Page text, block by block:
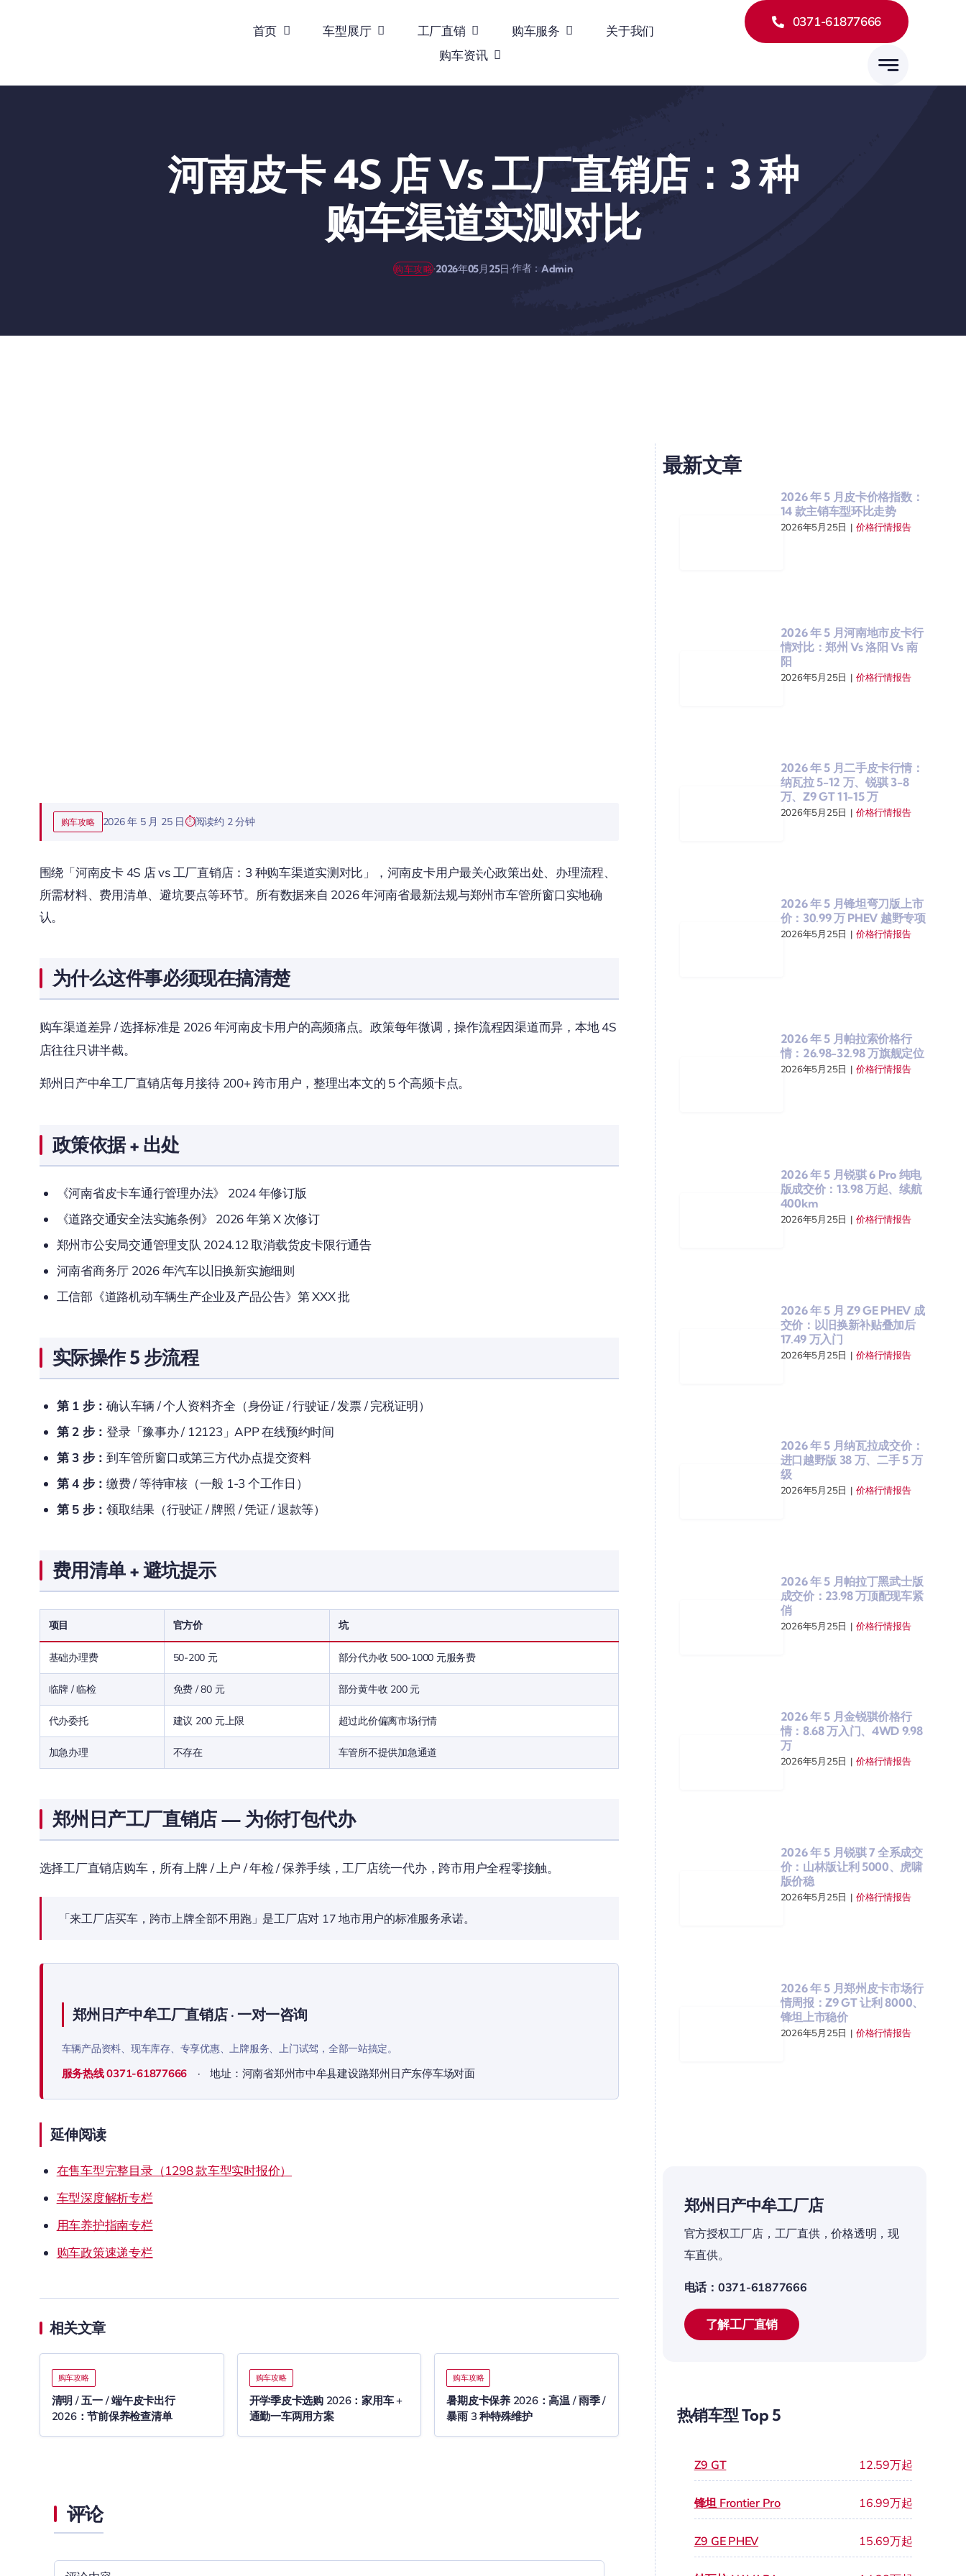
首页 车型展厅 工厂直销 购车服务
关于我们
购车资讯
0371-61877666
河南皮卡 4S 店 Vs 工厂直销店：3 种
购车渠道实测对比
购车攻略·2026年05月25日·作者： Admin
购车攻略 2026 年 5 月 25 日 阅读约 2 分钟
围绕「河南皮卡 4S 店 vs 工厂直销店：3 种购车渠道实测对比」，河南皮卡用户最关心政策出处、办理流程、
所需材料、费用清单、避坑要点等环节。所有数据来自 2026 年河南省最新法规与郑州市车管所窗口实地确
认。
为什么这件事必须现在搞清楚
购车渠道差异 / 选择标准是 2026 年河南皮卡用户的高频痛点。政策每年微调，操作流程因渠道而异，本地 4S
店往往只讲半截。
郑州日产中牟工厂直销店每月接待 200+ 跨市用户，整理出本文的 5 个高频卡点。
政策依据 + 出处
《河南省皮卡车通行管理办法》 2024 年修订版
《道路交通安全法实施条例》 2026 年第 X 次修订
郑州市公安局交通管理支队 2024.12 取消载货皮卡限行通告
河南省商务厅 2026 年汽车以旧换新实施细则
工信部《道路机动车辆生产企业及产品公告》第 XXX 批
实际操作 5 步流程
第 1 步：确认车辆 / 个人资料齐全（身份证 / 行驶证 / 发票 / 完税证明）
第 2 步：登录「豫事办 / 12123」APP 在线预约时间
第 3 步：到车管所窗口或第三方代办点提交资料
第 4 步：缴费 / 等待审核（一般 1-3 个工作日）
第 5 步：领取结果（行驶证 / 牌照 / 凭证 / 退款等）
费用清单 + 避坑提示
项目 官方价 坑
基础办理费 50-200 元 部分代办收 500-1000 元服务费
临牌 / 临检 免费 / 80 元 部分黄牛收 200 元
代办委托 建议 200 元上限 超过此价偏离市场行情
加急办理 不存在 车管所不提供加急通道
郑州日产工厂直销店 — 为你打包代办
选择工厂直销店购车，所有上牌 / 上户 / 年检 / 保养手续，工厂店统一代办，跨市用户全程零接触。
「来工厂店买车，跨市上牌全部不用跑」是工厂店对 17 地市用户的标准服务承诺。
郑州日产中牟工厂直销店 · 一对一咨询
车辆产品资料、现车库存、专享优惠、上牌服务、上门试驾，全部一站搞定。
服务热线0371-61877666 · 地址：河南省郑州市中牟县建设路郑州日产东停车场对面
延伸阅读
在售车型完整目录（1298 款车型实时报价）
车型深度解析专栏
用车养护指南专栏
购车政策速递专栏
相关文章
购车攻略
清明 / 五一 / 端午皮卡出行
2026：节前保养检查清单
购车攻略
开学季皮卡选购 2026：家用车 +
通勤一车两用方案
购车攻略
暑期皮卡保养 2026：高温 / 雨季 /
暴雨 3 种特殊维护
评论
最新文章
2026 年 5 月皮卡价格指数：
14 款主销车型环比走势
2026年5月25日 | 价格行情报告
2026 年 5 月河南地市皮卡行
情对比：郑州 Vs 洛阳 Vs 南
阳
2026年5月25日 | 价格行情报告
2026 年 5 月二手皮卡行情：
纳瓦拉 5-12 万、锐骐 3-8
万、Z9 GT 11-15 万
2026年5月25日 | 价格行情报告
2026 年 5 月锋坦弯刀版上市
价：30.99 万 PHEV 越野专项
2026年5月25日 | 价格行情报告
2026 年 5 月帕拉索价格行
情：26.98-32.98 万旗舰定位
2026年5月25日 | 价格行情报告
2026 年 5 月锐骐 6 Pro 纯电
版成交价：13.98 万起、续航
400km
2026年5月25日 | 价格行情报告
2026 年 5 月 Z9 GE PHEV 成
交价：以旧换新补贴叠加后
17.49 万入门
2026年5月25日 | 价格行情报告
2026 年 5 月纳瓦拉成交价：
进口越野版 38 万、二手 5 万
级
2026年5月25日 | 价格行情报告
2026 年 5 月帕拉丁黑武士版
成交价：23.98 万顶配现车紧
俏
2026年5月25日 | 价格行情报告
2026 年 5 月金锐骐价格行
情：8.68 万入门、4WD 9.98
万
2026年5月25日 | 价格行情报告
2026 年 5 月锐骐 7 全系成交
价：山林版让利 5000、虎啸
版价稳
2026年5月25日 | 价格行情报告
2026 年 5 月郑州皮卡市场行
情周报：Z9 GT 让利 8000、
锋坦上市稳价
2026年5月25日 | 价格行情报告
郑州日产中牟工厂店
官方授权工厂店，工厂直供，价格透明，现
车直供。
电话：0371-61877666
了解工厂直销
热销车型 Top 5
Z9 GT 12.59万起
锋坦 Frontier Pro 16.99万起
Z9 GE PHEV 15.69万起